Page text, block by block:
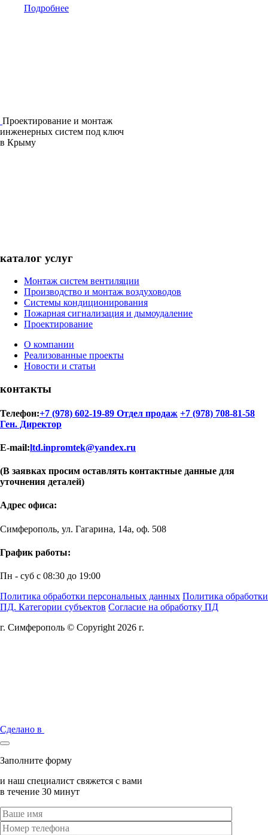
Подробнее
Проектирование и монтаж
инженерных систем под ключ
в Крыму
каталог услуг
Монтаж систем вентиляции
Производство и монтаж воздуховодов
Системы кондиционирования
Пожарная сигнализация и дымоудаление
Проектирование
О компании
Реализованные проекты
Новости и статьи
контакты
Телефон:+7 (978) 602-19-89 Отдел продаж +7 (978) 708-81-58
Ген. Директор
E-mail:ltd.inpromtek@yandex.ru
(В заявках просим оставлять контактные данные для
уточнения деталей)
Адрес офиса:
Симферополь, ул. Гагарина, 14а, оф. 508
График работы:
Пн - суб с 08:30 до 19:00
Политика обработки персональных данных Политика обработки
ПД. Категории субъектов Согласие на обработку ПД
г. Симферополь © Copyright 2026 г.
Сделано в
Заполните форму
и наш специалист свяжется с вами
в течение 30 минут